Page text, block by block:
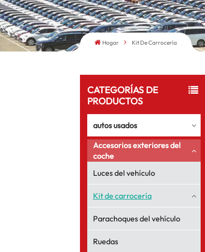
Hogar Kit De Carrocería
CATEGORÍAS DE
PRODUCTOS
autos usados
Accesorios exteriores del
coche
Luces del vehículo
Kit de carrocería
Parachoques del vehículo
Ruedas